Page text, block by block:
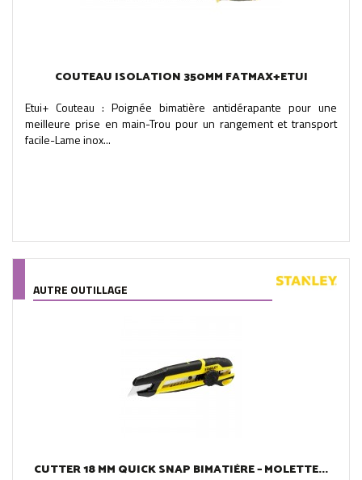
COUTEAU ISOLATION 350MM FATMAX+ETUI
Etui+ Couteau : Poignée bimatière antidérapante pour une
meilleure prise en main-Trou pour un rangement et transport
facile-Lame inox...
AUTRE OUTILLAGE
CUTTER 18 MM QUICK SNAP BIMATIÈRE – MOLETTE...